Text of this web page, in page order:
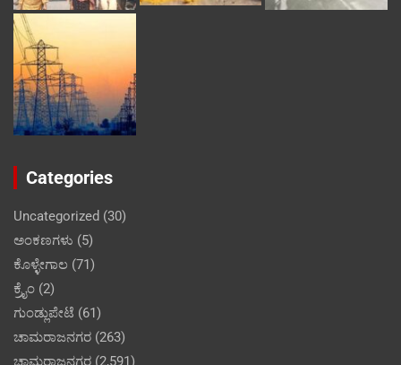
Categories
Uncategorized (30)
ಅಂಕಣಗಳು (5)
ಕೊಳ್ಳೇಗಾಲ (71)
ಕ್ರೈಂ (2)
ಗುಂಡ್ಲುಪೇಟೆ (61)
ಚಾಮರಾಜನಗರ (263)
ಚಾಮರಾಜನಗರ (2,591)